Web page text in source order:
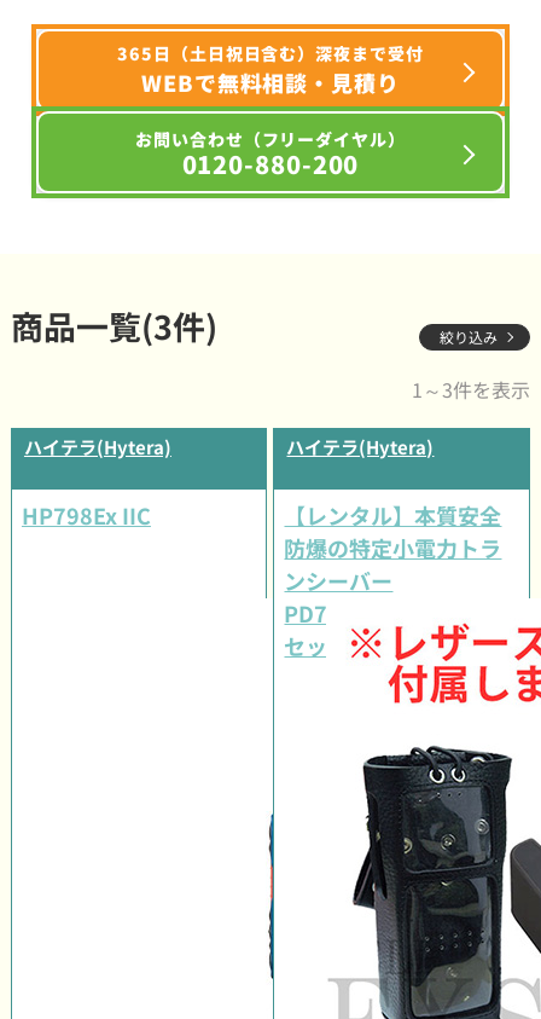
365日（土日祝日含む）深夜まで受付
WEBで無料相談・見積り
お問い合わせ（フリーダイヤル）
0120-880-200
商品一覧(3件) 絞り込み
1～3件を表示
ハイテラ(Hytera)
HP798Ex IIC
ハイテラ(Hytera)
【レンタル】本質安全
防爆の特定小電力トラ
ンシーバー
PD798ExLAD レンタル
セット